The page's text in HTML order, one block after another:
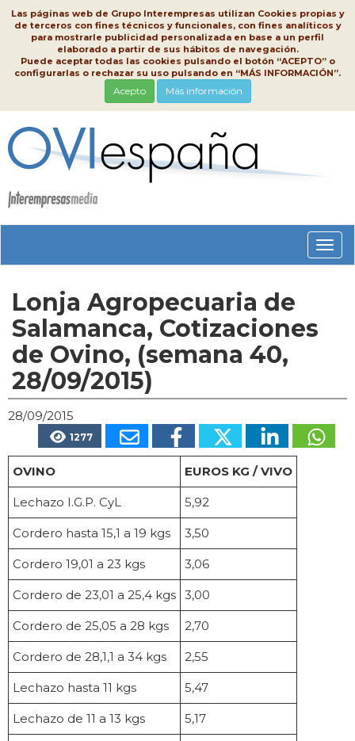
Las páginas web de Grupo Interempresas utilizan Cookies propias y
de terceros con fines técnicos y funcionales, con fines analíticos y
para mostrarle publicidad personalizada en base a un perfil
elaborado a partir de sus hábitos de navegación.
Puede aceptar todas las cookies pulsando el botón “ACEPTO” o
configurarlas o rechazar su uso pulsando en “MÁS INFORMACIÓN”.
Acepto Más información
Lonja Agropecuaria de
Salamanca, Cotizaciones
de Ovino, (semana 40,
28/09/2015)
28/09/2015
1277
OVINO EUROS KG / VIVO
Lechazo I.G.P. CyL 5,92
Cordero hasta 15,1 a 19 kgs 3,50
Cordero 19,01 a 23 kgs 3,06
Cordero de 23,01 a 25,4 kgs 3,00
Cordero de 25,05 a 28 kgs 2,70
Cordero de 28,1,1 a 34 kgs 2,55
Lechazo hasta 11 kgs 5,47
Lechazo de 11 a 13 kgs 5,17